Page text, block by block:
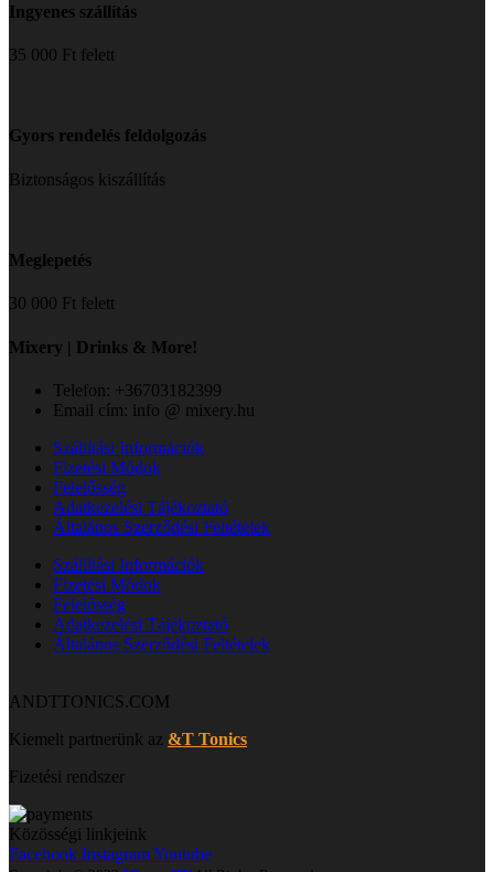
Ingyenes szállítás
35 000 Ft felett
Gyors rendelés feldolgozás
Biztonságos kiszállítás
Meglepetés
30 000 Ft felett
Mixery | Drinks & More!
Telefon: +36703182399
Email cím: info @ mixery.hu
Szállítási Információk
Fizetési Módok
Felelősség
Adatkezelési Tájékoztató
Általános Szerződési Feltételek
Szállítási Információk
Fizetési Módok
Felelősség
Adatkezelési Tájékoztató
Általános Szerződési Feltételek
ANDTTONICS.COM
Kiemelt partnerünk az &T Tonics
Fizetési rendszer
Közösségi linkjeink
Facebook InstagramYoutube